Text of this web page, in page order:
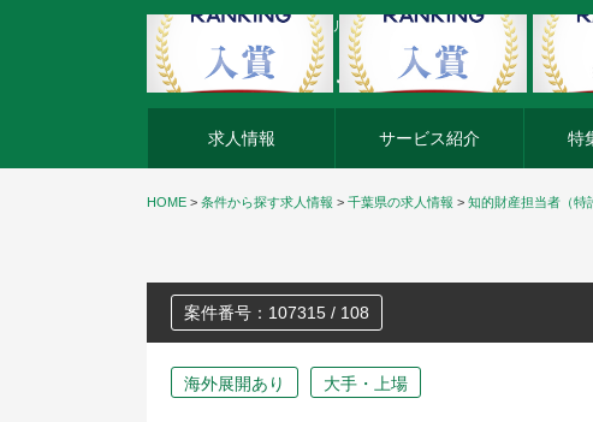
外資系企業の転職・キャリア転職ならアージスジャパン
求人情報 サービス紹介 特
HOME > 条件から探す求人情報 > 千葉県の求人情報 > 知的財産担当者（特
案件番号：107315 / 108
海外展開あり 大手・上場